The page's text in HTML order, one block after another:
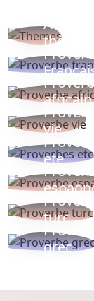
Autres
thèmes
Proverbe
africain
Proverbe
vie
ete
Proverbe
turc
Proverbe
grec